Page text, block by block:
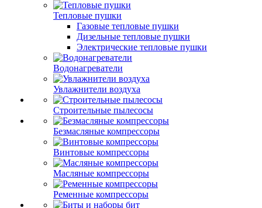
Тепловые пушки
Газовые тепловые пушки
Дизельные тепловые пушки
Электрические тепловые пушки
Водонагреватели
Увлажнители воздуха
Строительные пылесосы
Безмасляные компрессоры
Винтовые компрессоры
Масляные компрессоры
Ременные компрессоры